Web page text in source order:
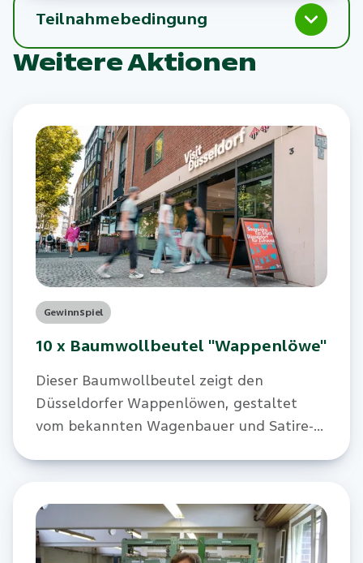
Teilnahmebedingung
Weitere Aktionen
Gewinnspiel
10 x Baumwollbeutel "Wappenlöwe"
Dieser Baumwollbeutel zeigt den
Düsseldorfer Wappenlöwen, gestaltet
vom bekannten Wagenbauer und Satire-
Stück.